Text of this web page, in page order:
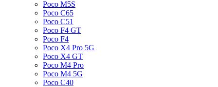
Poco M5S
Poco C65
Poco C51
Poco F4 GT
Poco F4
Poco X4 Pro 5G
Poco X4 GT
Poco M4 Pro
Poco M4 5G
Poco C40